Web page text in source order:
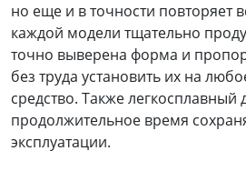
но еще и в точности повторяет
каждой модели тщательно
точно выверена форма и
без труда установить их на
средство. Также легкосплавный
продолжительное время
эксплуатации.